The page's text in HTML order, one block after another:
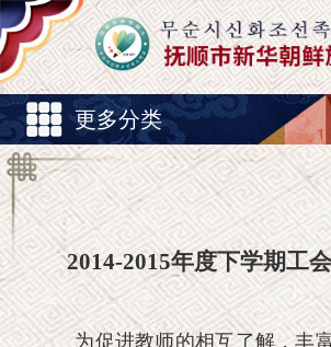
更多分类
2014-2015年度下学期工
为促进教师的相互了解，丰